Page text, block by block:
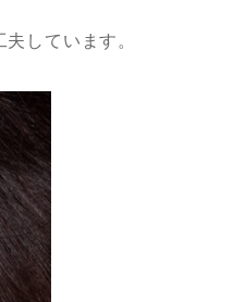
しています。